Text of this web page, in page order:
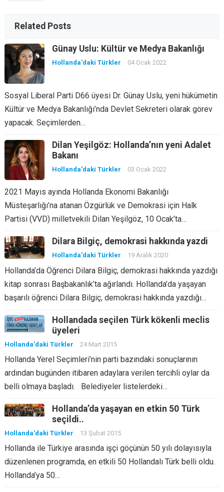
Related Posts
Günay Uslu: Kültür ve Medya Bakanlığı
Hollanda'daki Türkler 04 Ocak 2022
Sosyal Liberal Parti D66 üyesi Dr. Günay Uslu, yeni hükümetin
Kültür ve Medya Bakanlığı’nda Devlet Sekreteri olarak görev
yapacak. Seçimlerden…
Dilan Yeşilgöz: Hollanda’nın yeni Adalet
Bakanı
Hollanda'daki Türkler 03 Ocak 2022
2021 Mayıs ayında Hollanda Ekonomi Bakanlığı
Müsteşarlığı’na atanan Özgürlük ve Demokrasi için Halk
Partisi (VVD) milletvekili Dilan Yeşilgöz, 10 Ocak’ta…
Dilara Bilgiç, demokrasi hakkında yazdi
Hollanda'daki Türkler 19 Aralık 2020
Hollanda’da Öğrenci Dilara Bilgiç, demokrasi hakkında yazdığı
kitap sonrası Başbakanlık’ta ağırlandı. Hollanda’da yaşayan
başarılı öğrenci Dilara Bilgiç, demokrasi hakkında yazdığı…
Hollandada seçilen Türk kökenli meclis
üyeleri
Hollanda'daki Türkler 24 Mart 2015
Hollanda Yerel Seçimleri’nin parti bazındaki sonuçlarının
ardından bugünden itibaren adaylara verilen tercihli oylar da
belli olmaya başladı. Belediyeler listelerdeki…
Hollanda’da yaşayan en etkin 50 Türk
seçildi..
Hollanda'daki Türkler 13 Şubat 2015
Hollanda ile Türkiye arasında işçi göçünün 50 yılı dolayısıyla
düzenlenen programda, en etkili 50 Hollandalı Türk belli oldu.
Hollanda’ya 50…